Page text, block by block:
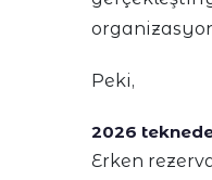
Peki,
2026
Erken